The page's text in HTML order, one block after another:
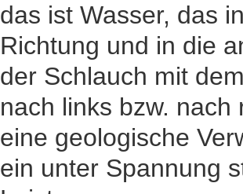
das ist Wasser, das
Richtung und in die
der Schlauch mit
nach links bzw. nach
eine geologische
ein unter Spannung